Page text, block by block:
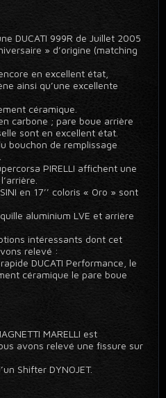
DUCATI 999R de Juillet 2005
» d’origine (matching
en excellent état,
ainsi qu’une excellente
céramique.
carbone ; pare boue arrière
sont en excellent état.
bouchon de remplissage
PIRELLI affichent une
en 17’’ coloris « Oro » sont
aluminium LVE et arrière
intéressants dont cet
relevé :
DUCATI Performance, le
céramique le pare boue
MARELLI est
avons relevé une fissure sur
Shifter DYNOJET.